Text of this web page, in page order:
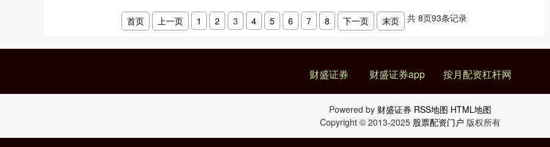
首页 上一页 1 2 3 4 5 6 7 8 下一页 末页 共 8页93条记录
财盛证券 财盛证券app 按月配资杠杆网
Powered by 财盛证券 RSS地图 HTML地图
Copyright © 2013-2025 股票配资门户 版权所有